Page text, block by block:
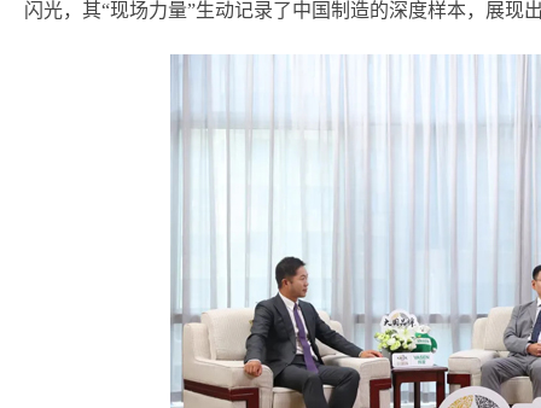
闪光，其“现场力量”生动记录了中国制造的深度样本，展现